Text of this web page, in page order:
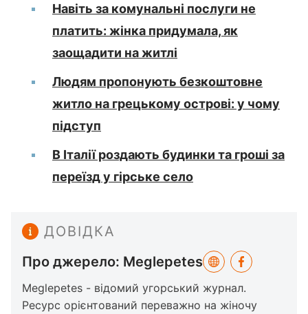
Навіть за комунальні послуги не
платить: жінка придумала, як
заощадити на житлі
Людям пропонують безкоштовне
житло на грецькому острові: у чому
підступ
В Італії роздають будинки та гроші за
переїзд у гірське село
ДОВІДКА
Про джерело: Meglepetes
Meglepetes - відомий угорський журнал.
Ресурс орієнтований переважно на жіночу